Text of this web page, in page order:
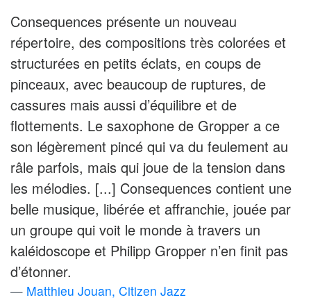
Consequences présente un nouveau
répertoire, des compositions très colorées et
structurées en petits éclats, en coups de
pinceaux, avec beaucoup de ruptures, de
cassures mais aussi d’équilibre et de
flottements. Le saxophone de Gropper a ce
son légèrement pincé qui va du feulement au
râle parfois, mais qui joue de la tension dans
les mélodies. [...] Consequences contient une
belle musique, libérée et affranchie, jouée par
un groupe qui voit le monde à travers un
kaléidoscope et Philipp Gropper n’en finit pas
d’étonner.
Matthieu Jouan, Citizen Jazz